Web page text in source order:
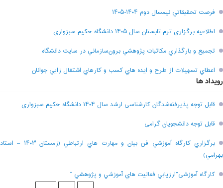
فرصت تحقيقاتي نیمسال دوم ۱۴۰۴-۱۴۰۵
اطلاعیه برگزاری ترم تابستان سال ۱۴۰۵ دانشگاه حکیم سبزواری
تجميع و بارگذاري مکاتبات پژوهشي برون‌سازماني در سايت دانشگاه
اعطاي تسهيلات از طرح و ايده هاي کسب و کارهاي اشتغال زايي جوانان
رویداد ها
قابل توجه پذیرفته‌شدگان کارشناسی ارشد سال ۱۴۰۴ دانشگاه حکیم سبزواری
قابل توجه دانشجویان گرامی
برگزاري کارگاه آموزشي فن بيان و مهارت هاي ارتباطي (زمستان ۱۴۰۳ – استاد
بهرامي)
کارگاه آموزشی”ارزيابي فعاليت هاي آموزشي و پژوهشي “